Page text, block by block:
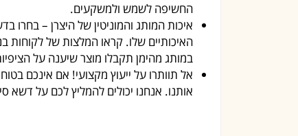
החשיפה לשמש ולמשקעים.
איכות המותג והמוניטין של היצרן – בחרו
האיכותיים שלו. קראו המלצות של לקוחות
במותג מהימן תקבלו מוצר שיענה על
אל תוותרו על ייעוץ מקצועי! אם אינכם
אותנו. אנחנו יכולים להמליץ לכם על דשא